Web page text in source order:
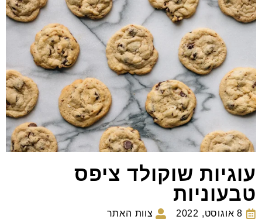
עוגיות שוקולד ציפס
טבעוניות
8 אוגוסט, 2022 צוות האתר